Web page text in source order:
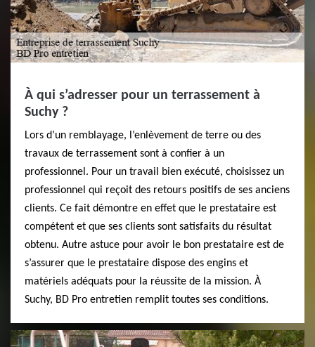
À qui s’adresser pour un terrassement à
Suchy ?
Lors d’un remblayage, l’enlèvement de terre ou des
travaux de terrassement sont à confier à un
professionnel. Pour un travail bien exécuté, choisissez un
professionnel qui reçoit des retours positifs de ses anciens
clients. Ce fait démontre en effet que le prestataire est
compétent et que ses clients sont satisfaits du résultat
obtenu. Autre astuce pour avoir le bon prestataire est de
s’assurer que le prestataire dispose des engins et
matériels adéquats pour la réussite de la mission. À
Suchy, BD Pro entretien remplit toutes ses conditions.